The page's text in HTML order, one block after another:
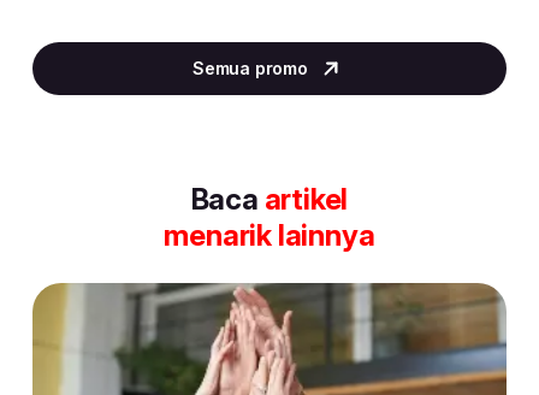
2
of
Semua promo
Baca artikel
menarik lainnya